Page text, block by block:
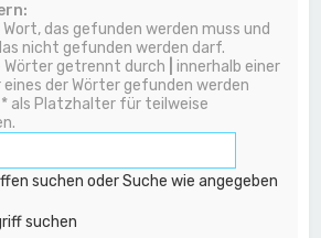
das gefunden werden muss und
nicht gefunden werden darf.
Wörter getrennt durch
innerhalb einer
eines der Wörter gefunden werden
als Platzhalter für teilweise
suchen oder Suche wie angegeben
suchen